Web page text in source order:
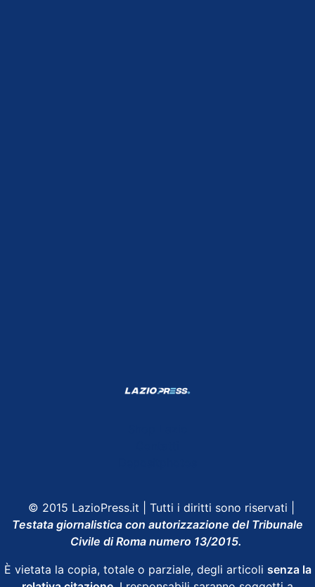
© 2015 LazioPress.it | Tutti i diritti sono riservati |
Testata giornalistica con autorizzazione del Tribunale
Civile di Roma numero 13/2015.
È vietata la copia, totale o parziale, degli articoli senza la